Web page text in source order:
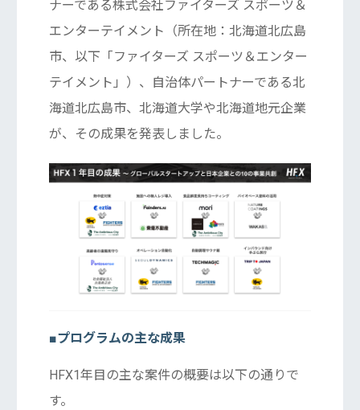
ナーである株式会社ファイターズ スポーツ＆
エンターテイメント（所在地：北海道北広島
市、以下「ファイターズ スポーツ＆エンター
テイメント」）、自治体パートナーである北
海道北広島市、北海道大学や北海道地元企業
が、その成果を発表しました。
■プログラムの主な成果
HFX1年目の主な案件の概要は以下の通りで
す。